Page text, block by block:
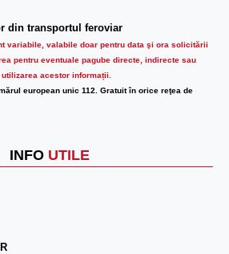
din transportul feroviar
variabile, valabile doar pentru data şi ora solicitării
pentru eventuale pagube directe, indirecte sau
acestor informații.
european unic 112. Gratuit în orice reţea de
INFO UTILE